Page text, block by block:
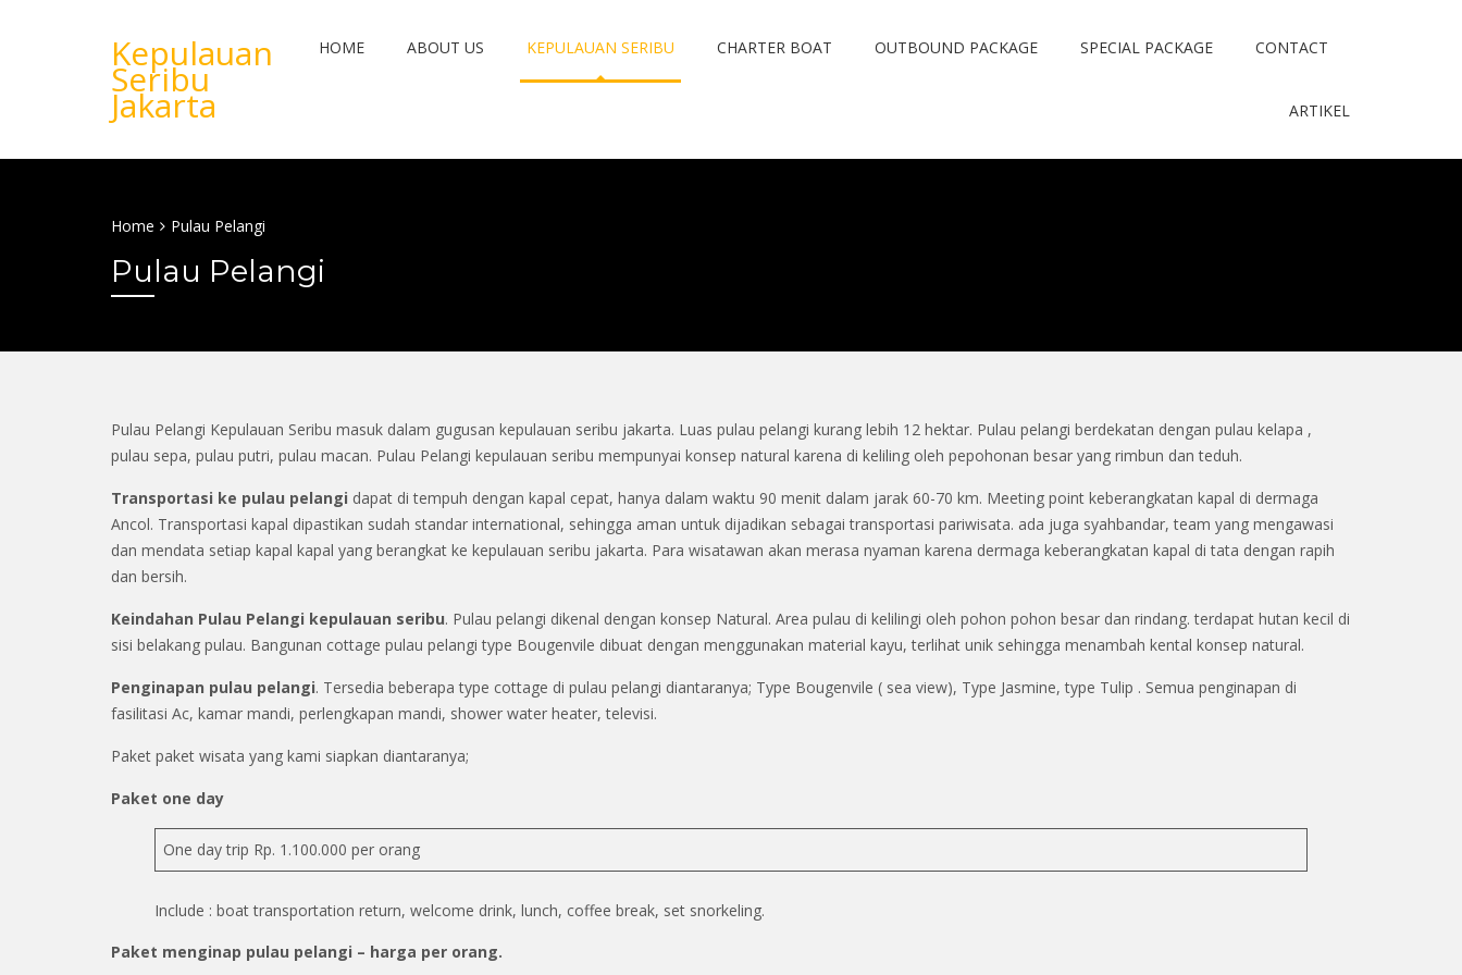
Kepulauan
Seribu
Jakarta
HOME ABOUT US KEPULAUAN SERIBU CHARTER BOAT OUTBOUND PACKAGE SPECIAL PACKAGE CONTACT
ARTIKEL
Home Pulau Pelangi
Pulau Pelangi
Pulau Pelangi Kepulauan Seribu masuk dalam gugusan kepulauan seribu jakarta. Luas pulau pelangi kurang lebih 12 hektar. Pulau pelangi berdekatan dengan pulau kelapa ,
pulau sepa, pulau putri, pulau macan. Pulau Pelangi kepulauan seribu mempunyai konsep natural karena di keliling oleh pepohonan besar yang rimbun dan teduh.
Transportasi ke pulau pelangi dapat di tempuh dengan kapal cepat, hanya dalam waktu 90 menit dalam jarak 60-70 km. Meeting point keberangkatan kapal di dermaga
Ancol. Transportasi kapal dipastikan sudah standar international, sehingga aman untuk dijadikan sebagai transportasi pariwisata. ada juga syahbandar, team yang mengawasi
dan mendata setiap kapal kapal yang berangkat ke kepulauan seribu jakarta. Para wisatawan akan merasa nyaman karena dermaga keberangkatan kapal di tata dengan rapih
dan bersih.
Keindahan Pulau Pelangi kepulauan seribu. Pulau pelangi dikenal dengan konsep Natural. Area pulau di kelilingi oleh pohon pohon besar dan rindang. terdapat hutan kecil di
sisi belakang pulau. Bangunan cottage pulau pelangi type Bougenvile dibuat dengan menggunakan material kayu, terlihat unik sehingga menambah kental konsep natural.
Penginapan pulau pelangi. Tersedia beberapa type cottage di pulau pelangi diantaranya; Type Bougenvile ( sea view), Type Jasmine, type Tulip . Semua penginapan di
fasilitasi Ac, kamar mandi, perlengkapan mandi, shower water heater, televisi.
Paket paket wisata yang kami siapkan diantaranya;
Paket one day
One day trip Rp. 1.100.000 per orang
Include : boat transportation return, welcome drink, lunch, coffee break, set snorkeling.
Paket menginap pulau pelangi – harga per orang.